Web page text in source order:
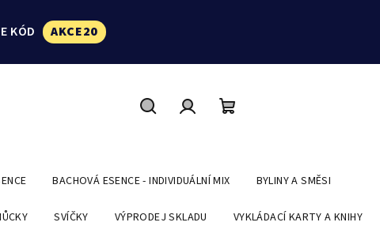
KÓD AKCE20
košík
BACHOVÁ ESENCE - INDIVIDUÁLNÍ MIX BYLINY A SMĚSI
SVÍČKY VÝPRODEJ SKLADU VYKLÁDACÍ KARTY A KNIHY